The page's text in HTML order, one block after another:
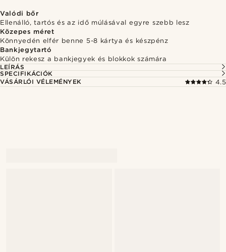
Valódi bőr
Ellenálló, tartós és az idő múlásával egyre szebb lesz
Közepes méret
Könnyedén elfér benne 5-8 kártya és készpénz
Bankjegytartó
Külön rekesz a bankjegyek és blokkok számára
LEÍRÁS
SPECIFIKÁCIÓK
VÁSÁRLÓI VÉLEMÉNYEK
4.5